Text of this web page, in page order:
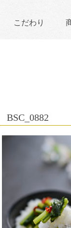
こだわり
BSC_0882